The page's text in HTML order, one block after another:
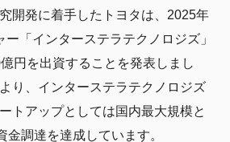
開発に着手したトヨタは、2025年
「インターステラテクノロジズ」
円を出資することを発表しまし
り、インターステラテクノロジズ
トアップとしては国内最大規模と
金調達を達成しています。